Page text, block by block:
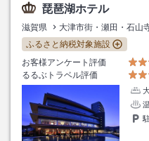
琵琶湖ホテル
滋賀県 大津市街・瀬田・石山
ふるさと納税対象施設
お客様アンケート評価
るるぶトラベル評価